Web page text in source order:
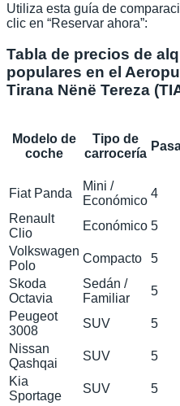
Utiliza esta guía de
clic en “Reservar ahora”:
Tabla de precios de
populares en el
Tirana Nënë Tereza
Modelo de
coche
Tipo de
carrocería
Fiat Panda
Mini /
Económico
4
Renault
Clio
Económico 5
Volkswagen
Polo
Compacto 5
Skoda
Octavia
Sedán /
Familiar
5
Peugeot
3008
SUV 5
Nissan
Qashqai
SUV 5
Kia
Sportage
SUV 5